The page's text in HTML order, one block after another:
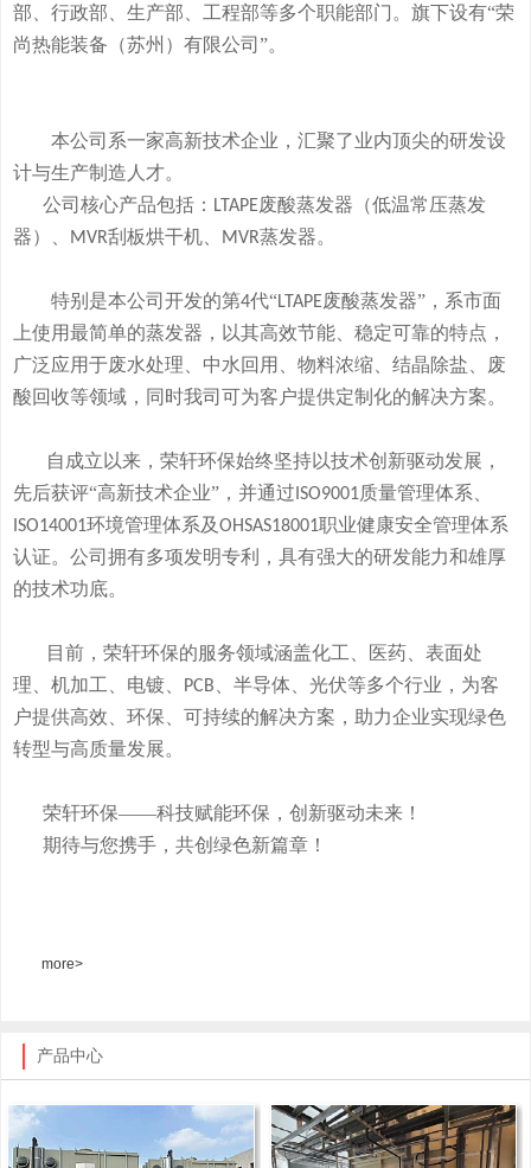
部、行政部、生产部、工程部等多个职能部门。旗下设有“荣
尚热能装备（苏州）有限公司”。
本公司系一家高新技术企业，汇聚了业内顶尖的研发设
计与生产制造人才。
公司核心产品包括： LTAPE废酸蒸发器 （低温常压蒸发
器）、
MVR刮板烘干机、 MVR蒸发器。
特别是本公司开发的第4代“LTAPE废酸蒸发器” ，系市面
上使用最简单的蒸发器， 以其高效节能、稳定可靠的特点，
广泛应用于废水处理、中水回用、物料浓缩、结晶除盐、废
酸回收等领域， 同时我司可为客户提供定制化的解决方案。
自成立以来，荣轩环保始终坚持以技术创新驱动发展，
先后获评“高新技术企业”，并通过 ISO9001质量管理体系、
ISO14001环境管理体系及OHSAS18001职业健康安全管理体系
认证。公司拥有多项发明专利，具有强大的研发能力和雄厚
的技术功底。
目前，荣轩环保的服务领域涵盖化工、医药、表面处
理、机加工、电镀、
PCB
、半导体、光伏等多个行业，为客
户提供高效、环保、可持续的解决方案，助力企业实现绿色
转型与高质量发展。
荣轩环保——科技赋能环保，创新驱动未来！
期待与您携手，共创绿色新篇章！
more>
产品中心